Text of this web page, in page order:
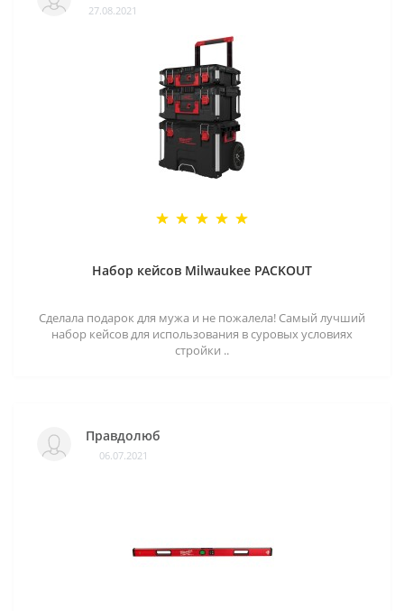
27.08.2021
Набор кейсов Milwaukee PACKOUT
Сделала подарок для мужа и не пожалела! Самый лучший
набор кейсов для использования в суровых условиях
стройки ..
Правдолюб
06.07.2021